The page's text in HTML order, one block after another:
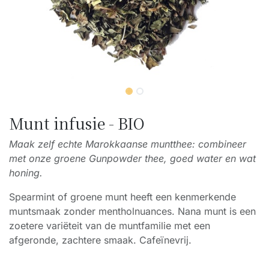
Munt infusie - BIO
Maak zelf echte Marokkaanse muntthee: combineer
met onze groene Gunpowder thee, goed water en wat
honing.
Spearmint of groene munt heeft een kenmerkende
muntsmaak zonder mentholnuances. Nana munt is een
zoetere variëteit van de muntfamilie met een
afgeronde, zachtere smaak. Cafeïnevrij.